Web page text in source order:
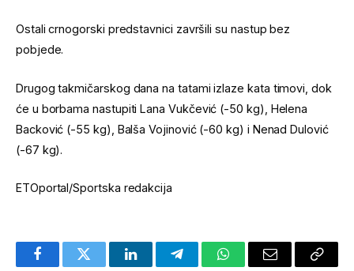
Ostali crnogorski predstavnici završili su nastup bez
pobjede.
Drugog takmičarskog dana na tatami izlaze kata timovi, dok
će u borbama nastupiti Lana Vukčević (-50 kg), Helena
Backović (-55 kg), Balša Vojinović (-60 kg) i Nenad Dulović
(-67 kg).
ETOportal/Sportska redakcija
FacebookTwitter LinkedInTelegramWhatsAppEmail
Copy